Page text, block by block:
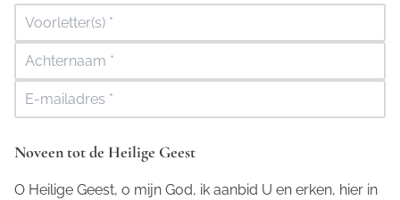
Noveen tot de Heilige Geest
O Heilige Geest, o mijn God, ik aanbid U en erken, hier in